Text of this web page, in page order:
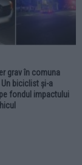
grav în comuna
biciclist și-a
fondul impactului